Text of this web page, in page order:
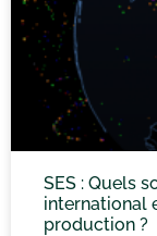
SES : Quels
international
production ?